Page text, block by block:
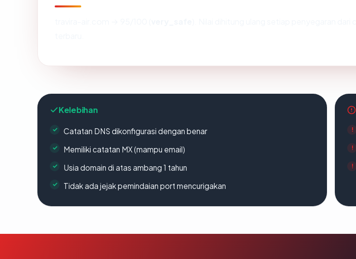
Kelebihan
Catatan DNS dikonfigurasi dengan benar
Memiliki catatan MX (mampu email)
Usia domain di atas ambang 1 tahun
Tidak ada jejak pemindaian port mencurigakan